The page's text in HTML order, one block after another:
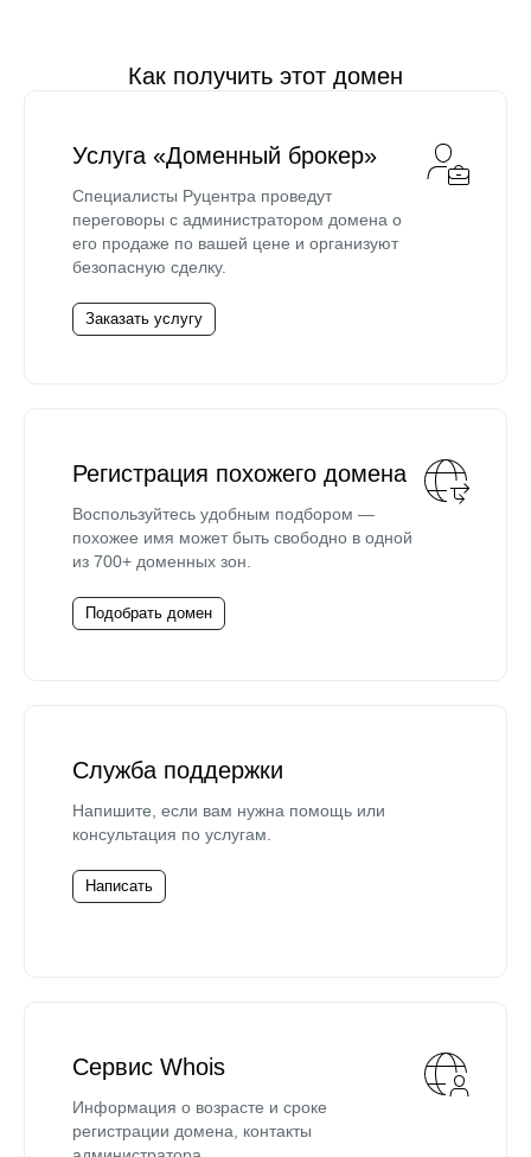
Как получить этот домен
Услуга «Доменный брокер»
Специалисты Руцентра проведут
переговоры с администратором домена о
его продаже по вашей цене и организуют
безопасную сделку.
Заказать услугу
Регистрация похожего домена
Воспользуйтесь удобным подбором —
похожее имя может быть свободно в одной
из 700+ доменных зон.
Подобрать домен
Служба поддержки
Напишите, если вам нужна помощь или
консультация по услугам.
Написать
Сервис Whois
Информация о возрасте и сроке
регистрации домена, контакты